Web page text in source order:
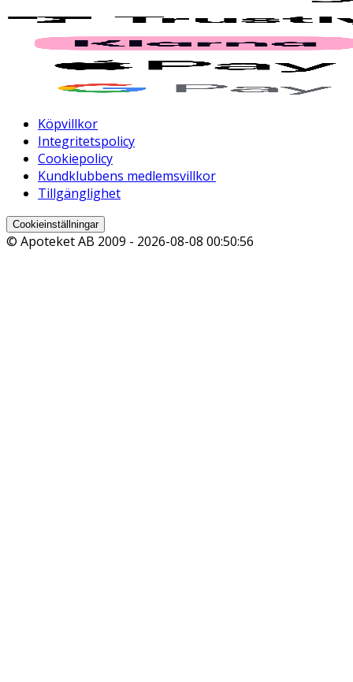
Köpvillkor
Integritetspolicy
Cookiepolicy
Kundklubbens medlemsvillkor
Tillgänglighet
Cookieinställningar
© Apoteket AB 2009 - 2026-08-08 00:50:56